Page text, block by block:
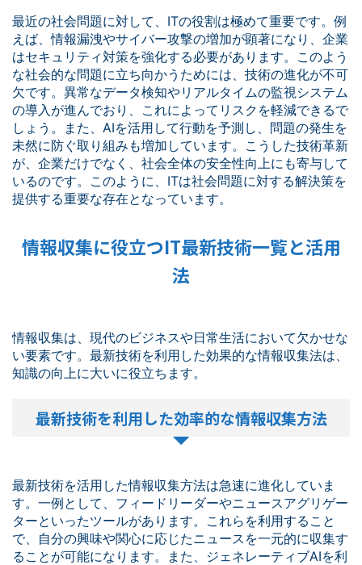
最近の社会問題に対して、ITの役割は極めて重要です。例
えば、情報漏洩やサイバー攻撃の増加が顕著になり、企業
はセキュリティ対策を強化する必要があります。このよう
な社会的な問題に立ち向かうためには、技術の進化が不可
欠です。異常なデータ検知やリアルタイムの監視システム
の導入が進んでおり、これによってリスクを軽減できるで
しょう。また、AIを活用して行動を予測し、問題の発生を
未然に防ぐ取り組みも増加しています。こうした技術革新
が、企業だけでなく、社会全体の安全性向上にも寄与して
いるのです。このように、ITは社会問題に対する解決策を
提供する重要な存在となっています。
情報収集に役立つIT最新技術一覧と活用
法
情報収集は、現代のビジネスや日常生活において欠かせな
い要素です。最新技術を利用した効果的な情報収集法は、
知識の向上に大いに役立ちます。
最新技術を利用した効率的な情報収集方法
最新技術を活用した情報収集方法は急速に進化していま
す。一例として、フィードリーダーやニュースアグリゲー
ターといったツールがあります。これらを利用すること
で、自分の興味や関心に応じたニュースを一元的に収集す
ることが可能になります。また、ジェネレーティブAIを利